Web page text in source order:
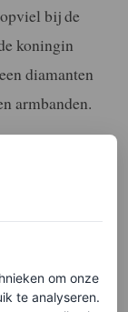
bij de
koningin
diamanten
armbanden.
om onze
te analyseren.